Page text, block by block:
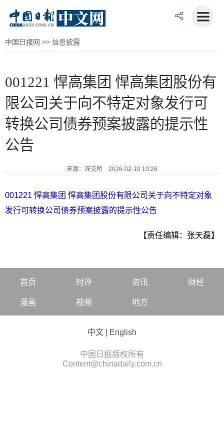
中国日报网 >> 信息披露
001221 悍高集团 悍高集团股份有
限公司关于向不特定对象发行可
转换公司债券预案披露的提示性
公告
来源：深交所 2026-02-10 10:26
001221 悍高集团 悍高集团股份有限公司关于向不特定对象
发行可转换公司债券预案披露的提示性公告
【责任编辑：张天磊】
首页 时评 资讯 财经
漫画 视频 地方
中文 English
中国日报版权所有
Content@chinadaily.com.cn